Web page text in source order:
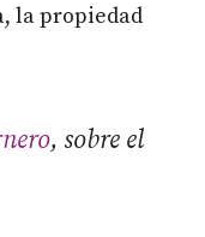
la propiedad
, sobre el